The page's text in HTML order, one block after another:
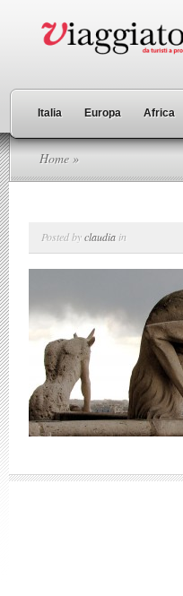
Italia Europa Africa
Home »
Posted byclaudia in